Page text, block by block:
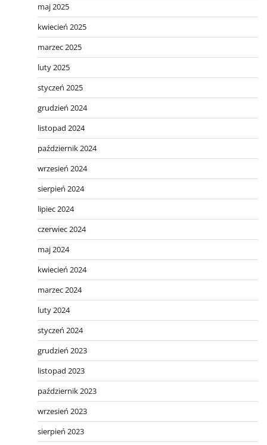
maj 2025
kwiecień 2025
marzec 2025
luty 2025
styczeń 2025
grudzień 2024
listopad 2024
październik 2024
wrzesień 2024
sierpień 2024
lipiec 2024
czerwiec 2024
maj 2024
kwiecień 2024
marzec 2024
luty 2024
styczeń 2024
grudzień 2023
listopad 2023
październik 2023
wrzesień 2023
sierpień 2023